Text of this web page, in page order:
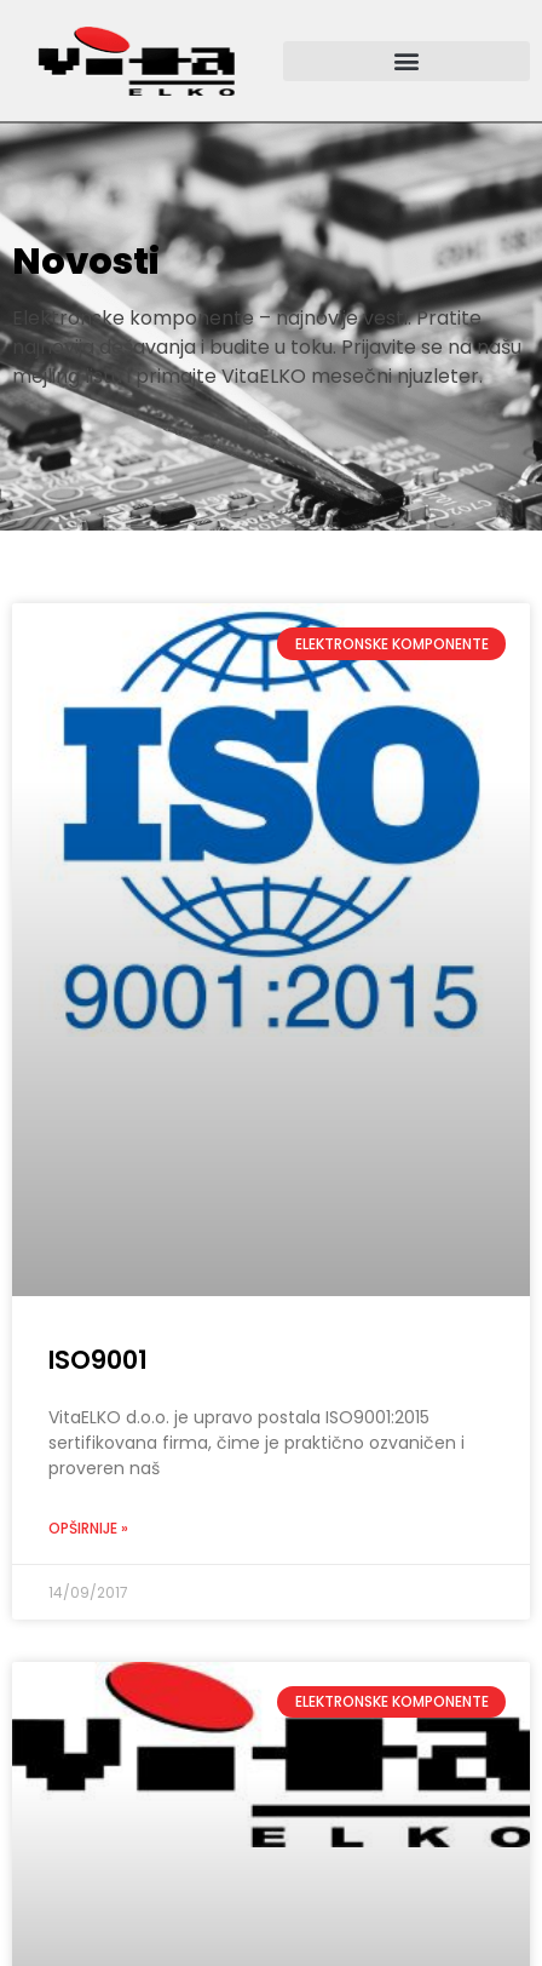
Novosti
Elektronske komponente – najnovije vesti. Pratite
najnovija dešavanja i budite u toku. Prijavite se na našu
mejling listu i primajte VitaELKO mesečni njuzleter.
ELEKTRONSKE KOMPONENTE
ISO9001
VitaELKO d.o.o. je upravo postala ISO9001:2015
sertifikovana firma, čime je praktično ozvaničen i
proveren naš
OPŠIRNIJE »
14/09/2017
ELEKTRONSKE KOMPONENTE